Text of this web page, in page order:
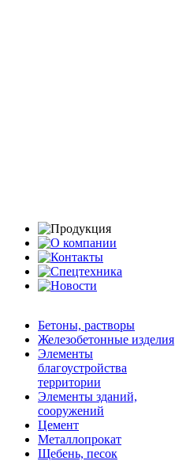
Бетоны, растворы
Железобетонные изделия
Элементы
благоустройства
территории
Элементы зданий,
сооружений
Цемент
Металлопрокат
Щебень, песок